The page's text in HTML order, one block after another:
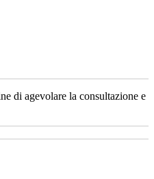
di agevolare la consultazione e